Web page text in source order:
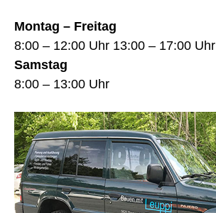
Montag – Freitag
8:00 – 12:00 Uhr 13:00 – 17:00 Uhr
Samstag
8:00 – 13:00 Uhr